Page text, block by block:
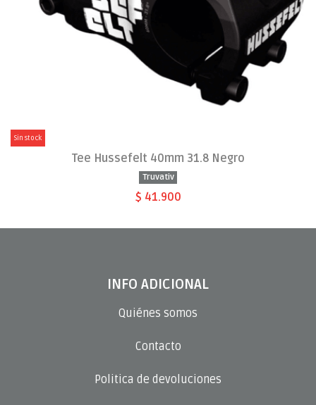
Sin stock
Tee Hussefelt 40mm 31.8 Negro
Truvativ
$ 41.900
INFO ADICIONAL
Quiénes somos
Contacto
Politica de devoluciones